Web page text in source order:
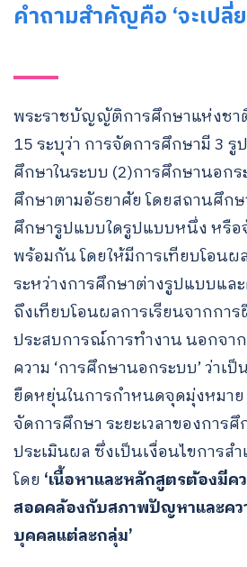
คำถามสำคัญคือ ‘จะเปลี่
พระราชบัญญัติการศึกษาแห่งชา
15 ระบุว่า การจัดการศึกษามี 3
ศึกษาในระบบ (2)การศึกษานอกร
ศึกษาตามอัธยาศัย โดยสถานศึก
ศึกษารูปแบบใดรูปแบบหนึ่ง หรื
พร้อมกัน โดยให้มีการเทียบโอนผ
ระหว่างการศึกษาต่างรูปแบบแล
ถึงเทียบโอนผลการเรียนจากกา
ประสบการณ์การทำงาน นอกจา
ความ ‘การศึกษานอกระบบ’ ว่าเ
ยืดหยุ่นในการกำหนดจุดมุ่งหมา
จัดการศึกษา ระยะเวลาของการ
ประเมินผล ซึ่งเป็นเงื่อนไขการส
โดย ‘เนื้อหาและหลักสูตรต้องมีค
สอดคล้องกับสภาพปัญหาและคว
บุคคลแต่ละกลุ่ม’